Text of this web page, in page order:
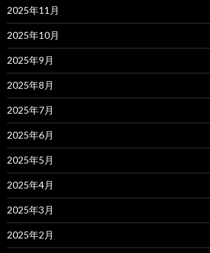
2025年11月
2025年10月
2025年9月
2025年8月
2025年7月
2025年6月
2025年5月
2025年4月
2025年3月
2025年2月